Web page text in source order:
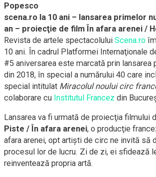
Popesco
scena.ro la 10 ani – lansarea primelor
an – proiecţie de film În afara arenei /
Revista de artele spectacolului Scena.ro
10 ani. În cadrul Platformei Internaţionale
#5 aniversarea este marcată prin lansarea
din 2018, în special a numărului 40 care
special intitulat Miracolul noului circ
colaborare cu Institutul Francez din
Lansarea va fi urmată de proiecţia filmului
Piste / În afara arenei, o producţie
afara arenei, opt artişti de circ ne invită să
procesul lor de lucru. Zi de zi, ei sfidează
reinventează propria artă.